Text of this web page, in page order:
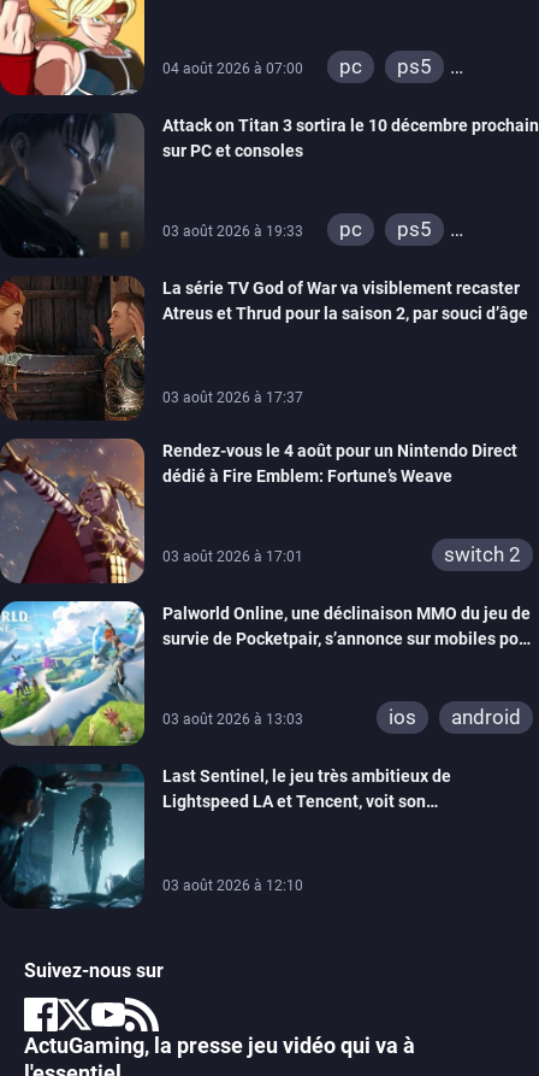
04 août 2026 à 07:00 pc
ps5
Attack on Titan 3 sortira le 10 décembre prochain
sur PC et consoles
03 août 2026 à 19:33 pc
ps5
switch 2
La série TV God of War va visiblement recaster
Atreus et Thrud pour la saison 2, par souci d’âge
03 août 2026 à 17:37
Rendez-vous le 4 août pour un Nintendo Direct
dédié à Fire Emblem: Fortune’s Weave
03 août 2026 à 17:01 switch 2
Palworld Online, une déclinaison MMO du jeu de
survie de Pocketpair, s’annonce sur mobiles pour
03 août 2026 à 13:03 ios android
Last Sentinel, le jeu très ambitieux de
Lightspeed LA et Tencent, voit son
03 août 2026 à 12:10
Suivez-nous sur
ActuGaming, la presse jeu vidéo qui va à